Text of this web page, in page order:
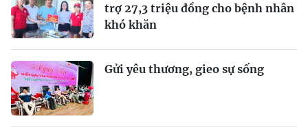
trợ 27,3 triệu đồng cho bệnh nhân
khó khăn
Gửi yêu thương, gieo sự sống